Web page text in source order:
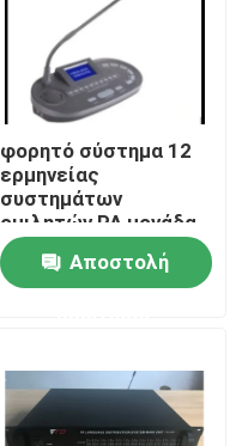
φορητό σύστημα 12
ερμηνείας
συστημάτων
ομιλητών PA μονάδα
διερμηνέων καναλιών
Αποστολή